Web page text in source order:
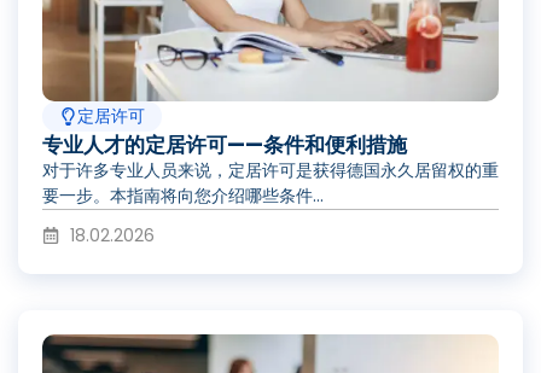
定居许可
专业人才的定居许可——条件和便利措施
对于许多专业人员来说，定居许可是获得德国永久居留权的重
要一步。本指南将向您介绍哪些条件...
18.02.2026